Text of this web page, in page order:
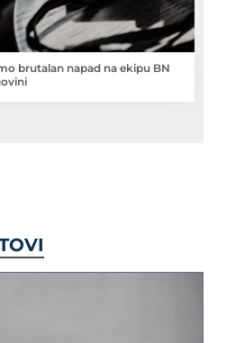
brutalan napad na ekipu BN